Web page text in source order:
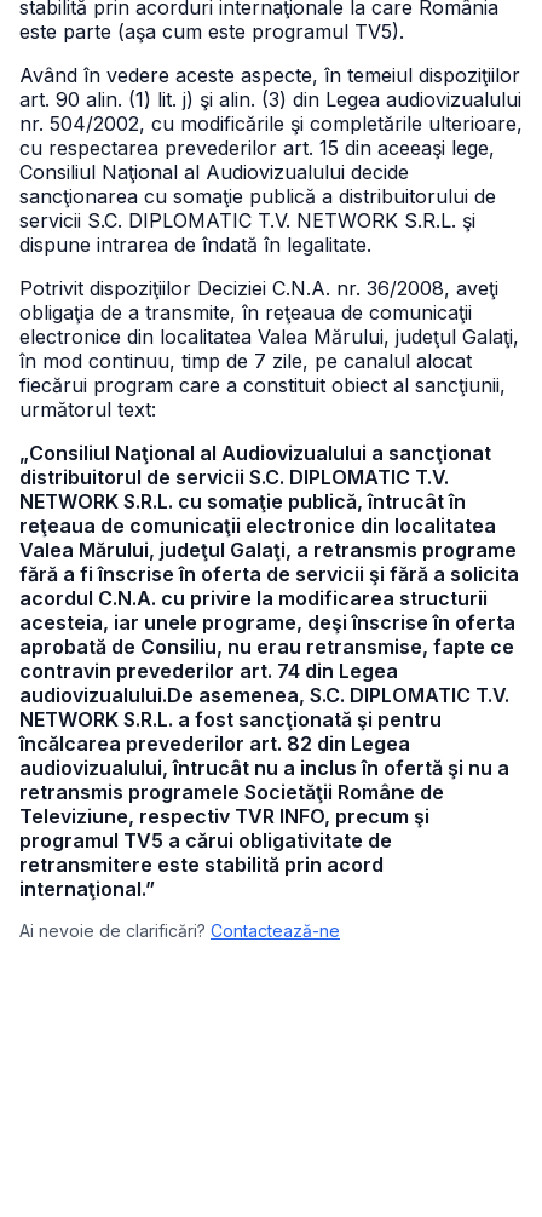
stabilită prin acorduri internaţionale la care România
este parte (aşa cum este programul TV5).
Având în vedere aceste aspecte, în temeiul dispoziţiilor
art. 90 alin. (1) lit. j) şi alin. (3) din Legea audiovizualului
nr. 504/2002, cu modificările şi completările ulterioare,
cu respectarea prevederilor art. 15 din aceeaşi lege,
Consiliul Naţional al Audiovizualului decide
sancţionarea cu somaţie publică a distribuitorului de
servicii S.C. DIPLOMATIC T.V. NETWORK S.R.L. şi
dispune intrarea de îndată în legalitate.
Potrivit dispoziţiilor Deciziei C.N.A. nr. 36/2008, aveţi
obligaţia de a transmite, în reţeaua de comunicaţii
electronice din localitatea Valea Mărului, judeţul Galaţi,
în mod continuu, timp de 7 zile, pe canalul alocat
fiecărui program care a constituit obiect al sancţiunii,
următorul text:
„Consiliul Naţional al Audiovizualului a sancţionat
distribuitorul de servicii S.C. DIPLOMATIC T.V.
NETWORK S.R.L. cu somaţie publică, întrucât în
reţeaua de comunicaţii electronice din localitatea
Valea Mărului, judeţul Galaţi, a retransmis programe
fără a fi înscrise în oferta de servicii şi fără a solicita
acordul C.N.A. cu privire la modificarea structurii
acesteia, iar unele programe, deşi înscrise în oferta
aprobată de Consiliu, nu erau retransmise, fapte ce
contravin prevederilor art. 74 din Legea
audiovizualului.De asemenea, S.C. DIPLOMATIC T.V.
NETWORK S.R.L. a fost sancţionată şi pentru
încălcarea prevederilor art. 82 din Legea
audiovizualului, întrucât nu a inclus în ofertă şi nu a
retransmis programele Societăţii Române de
Televiziune, respectiv TVR INFO, precum şi
programul TV5 a cărui obligativitate de
retransmitere este stabilită prin acord
internaţional.”
Ai nevoie de clarificări? Contactează-ne